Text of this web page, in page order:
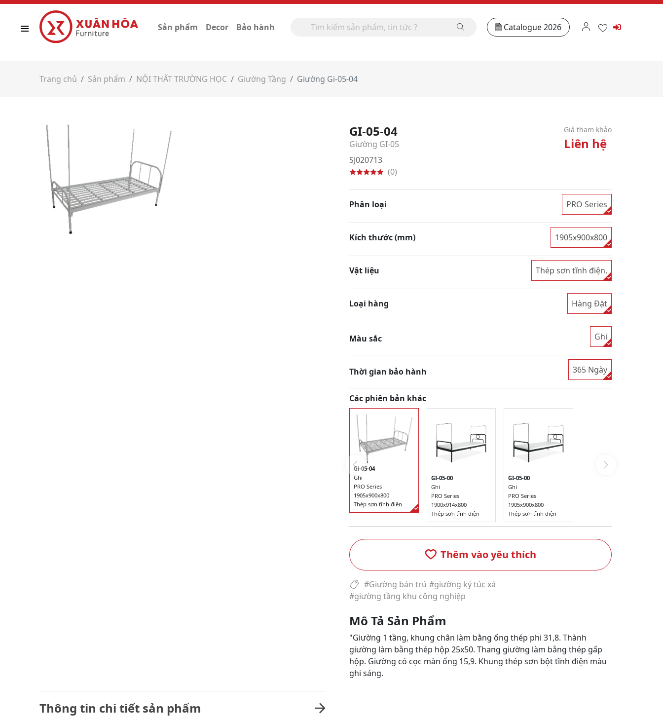
Sản phẩm Decor Bảo hành Catalogue 2026
Trang chủ Sản phẩm NỘI THẤT TRƯỜNG HỌC Giường Tầng Giường Gi-05-04
GI-05-04
Giường GI-05
SJ020713
(0)
Giá tham khảo
Liên hệ
Phân loại PRO Series
Kích thước (mm) 1905x900x800
Vật liệu Thép sơn tĩnh điện,
Loại hàng Hàng Đặt
Màu sắc Ghi
Thời gian bảo hành 365 Ngày
Các phiên bản khác
Gi-05-04
Ghi
PRO Series
1905x900x800
Thép sơn tĩnh điện
GI-05-00
Ghi
PRO Series
1900x914x800
Thép sơn tĩnh điện
GI-05-00
Ghi
PRO Series
1905x900x800
Thép sơn tĩnh điện
Thêm vào yêu thích
#Giường bán trú #giường ký túc xá
#giường tầng khu công nghiệp
Mô Tả Sản Phẩm
"Giường 1 tầng, khung chân làm bằng ống thép phi 31,8. Thành
giường làm bằng thép hộp 25x50. Thang giường làm bằng thép gấp
hộp. Giường có cọc màn ống 15,9. Khung thép sơn bột tĩnh điện màu
ghi sáng.
Thông tin chi tiết sản phẩm